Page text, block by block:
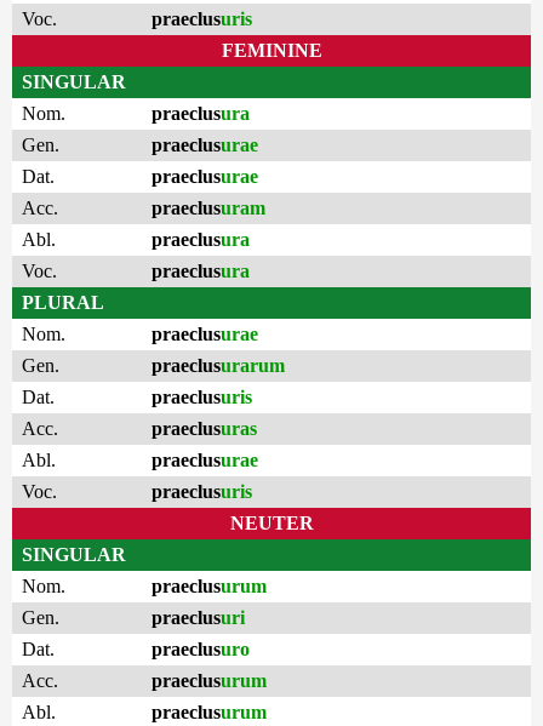
Voc.
praeclusuris
FEMININE
SINGULAR
Nom.
praeclusura
Gen.
praeclusurae
Dat.
praeclusurae
Acc.
praeclusuram
Abl.
praeclusura
Voc.
praeclusura
PLURAL
Nom.
praeclusurae
Gen.
praeclusurarum
Dat.
praeclusuris
Acc.
praeclusuras
Abl.
praeclusurae
Voc.
praeclusuris
NEUTER
SINGULAR
Nom.
praeclusurum
Gen.
praeclusuri
Dat.
praeclusuro
Acc.
praeclusurum
Abl.
praeclusurum